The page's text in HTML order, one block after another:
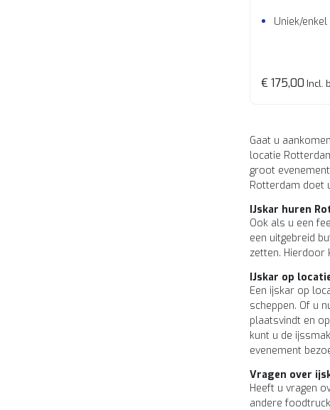
Uniek/
€ 175,00 Incl.
Gaat u
locatie
groot
Rotterdam doet
IJskar huren
Ook als u een
een uitgebreid
zetten. Hierdoor
IJskar op
Een ijskar op
scheppen. Of u
plaatsvindt en
kunt u de
evenement
Vragen over
Heeft u vragen
andere